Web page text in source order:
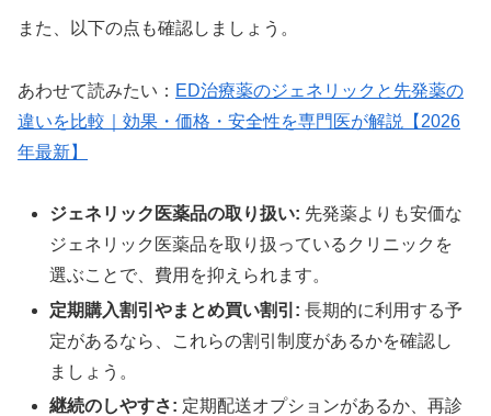
また、以下の点も確認しましょう。
あわせて読みたい： ED治療薬のジェネリックと先発薬の
違いを比較｜効果・価格・安全性を専門医が解説【2026
年最新】
ジェネリック医薬品の取り扱い: 先発薬よりも安価な
ジェネリック医薬品を取り扱っているクリニックを
選ぶことで、費用を抑えられます。
定期購入割引やまとめ買い割引: 長期的に利用する予
定があるなら、これらの割引制度があるかを確認し
ましょう。
継続のしやすさ: 定期配送オプションがあるか、再診